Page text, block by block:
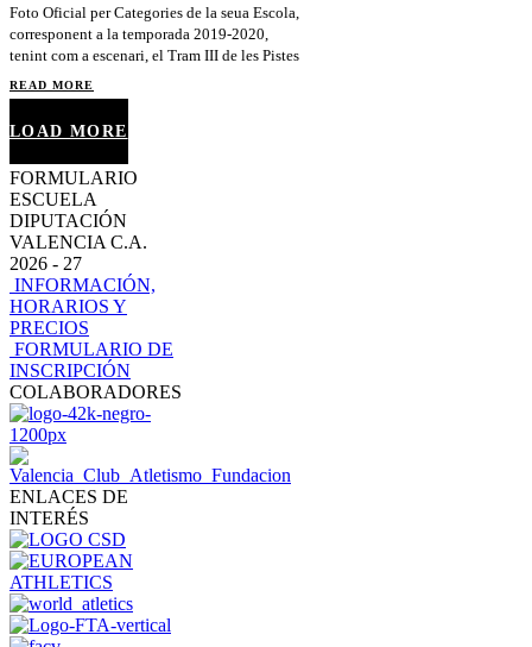
Foto Oficial per Categories de la seua Escola,
corresponent a la temporada 2019-2020,
tenint com a escenari, el Tram III de les Pistes
READ MORE
LOAD MORE
FORMULARIO
ESCUELA
DIPUTACIÓN
VALENCIA C.A.
2026 - 27
INFORMACIÓN,
HORARIOS Y
PRECIOS
FORMULARIO DE
INSCRIPCIÓN
COLABORADORES
ENLACES DE
INTERÉS